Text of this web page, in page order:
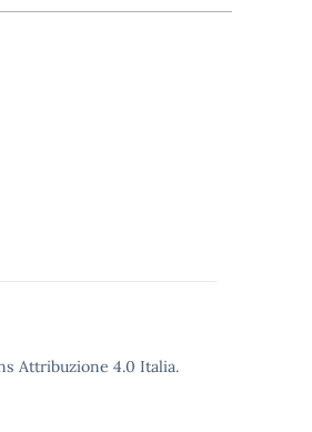
Attribuzione 4.0 Italia.